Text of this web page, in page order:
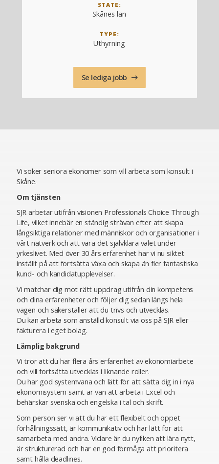
STATE:
Skånes län
TYPE:
Uthyrning
Se lediga jobb
Vi söker seniora ekonomer som vill arbeta som konsult i
Skåne.
Om tjänsten
SJR arbetar utifrån visionen Professionals Choice Through
Life, vilket innebär en ständig strävan efter att skapa
långsiktiga relationer med människor och organisationer i
vårt nätverk och att vara det självklara valet under
yrkeslivet. Med över 30 års erfarenhet har vi nu siktet
inställt på att fortsätta växa och skapa än fler fantastiska
kund- och kandidatupplevelser.
Vi matchar dig mot rätt uppdrag utifrån din kompetens
och dina erfarenheter och följer dig sedan längs hela
vägen och säkerställer att du trivs och utvecklas.
Du kan arbeta som anställd konsult via oss på SJR eller
fakturera i eget bolag.
Lämplig bakgrund
Vi tror att du har flera års erfarenhet av ekonomiarbete
och vill fortsätta utvecklas i liknande roller.
Du har god systemvana och lätt för att sätta dig in i nya
ekonomisystem samt är van att arbeta i Excel och
behärskar svenska och engelska i tal och skrift.
Som person ser vi att du har ett flexibelt och öppet
förhållningssätt, är kommunikativ och har lätt för att
samarbeta med andra. Vidare är du nyfiken att lära nytt,
är strukturerad och har en god förmåga att prioritera
samt hålla deadlines.